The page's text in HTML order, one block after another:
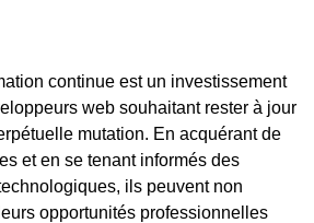
continue est un investissement
web souhaitant rester à jour
mutation. En acquérant de
et en se tenant informés des
ils peuvent non
opportunités professionnelles